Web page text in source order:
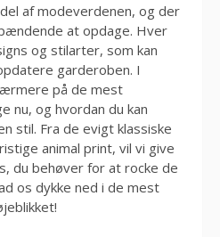
af modeverdenen, og der
at opdage. Hver
og stilarter, som kan
garderoben. I
på de mest
nu, og hvordan du kan
stil. Fra de evigt klassiske
animal print, vil vi give
du behøver for at rocke de
os dykke ned i de mest